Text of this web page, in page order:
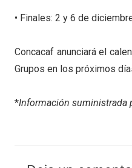
• Finales: 2 y 6 de
Concacaf anunciará el
Grupos en los próximos
*Información suministrada